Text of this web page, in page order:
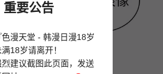
重要公告
漫天堂 - 韩漫日漫18岁
18岁请离开！
建议截图此页面，发送